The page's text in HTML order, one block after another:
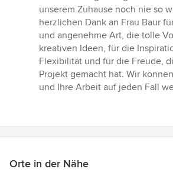
unserem Zuhause noch nie so
herzlichen Dank an Frau Baur
und angenehme Art, die tolle
kreativen Ideen, für die
Flexibilität und für die Freude,
Projekt gemacht hat. Wir
und Ihre Arbeit auf jeden Fall
Orte in der Nähe